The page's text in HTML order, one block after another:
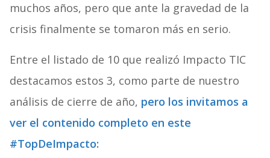
muchos años, pero que ante la gravedad de la
crisis finalmente se tomaron más en serio.
Entre el listado de 10 que realizó Impacto TIC
destacamos estos 3, como parte de nuestro
análisis de cierre de año, pero los invitamos a
ver el contenido completo en este
#TopDeImpacto: